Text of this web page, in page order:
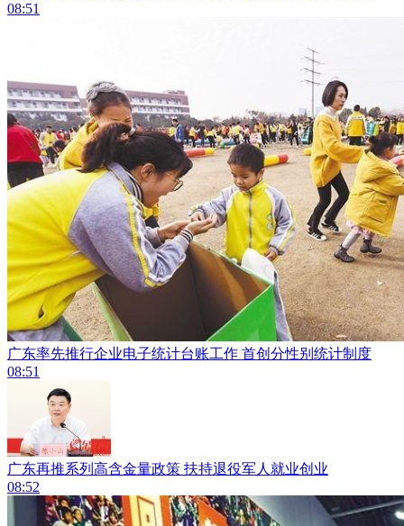
08:51
广东率先推行企业电子统计台账工作 首创分性别统计制度
08:51
广东再推系列高含金量政策 扶持退役军人就业创业
08:52